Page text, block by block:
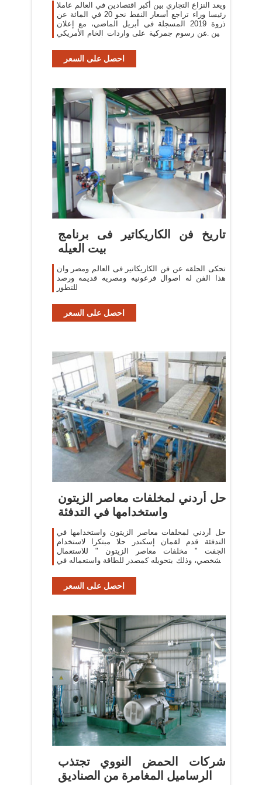
ويعد النزاع التجاري بين أكبر اقتصادين في العالم عاملا
رئيسا وراء تراجع أسعار النفط نحو 20 في المائة عن
ذروة 2019 المسجلة في أبريل الماضي، مع إعلان
بكين عن رسوم جمركية على واردات الخام الأمريكي
احصل على السعر
‫تاريخ فن الكاريكاتير فى برنامج
بيت العيله
تحكى الحلقه عن فن الكاريكاتير فى العالم ومصر وان
هذا الفن له اصوال فرعونيه ومصريه قديمه ورصد
للتطور
احصل على السعر
حل أردني لمخلفات معاصر الزيتون
واستخدامها في التدفئة
حل أردني لمخلفات معاصر الزيتون واستخدامها في
التدفئة قدم لقمان إسكندر حلا مبتكرا لاستخدام
الجفت " مخلفات معاصر الزيتون " للاستعمال
الشخصي، وذلك بتحويله كمصدر للطاقة واستعماله في
احصل على السعر
شركات الحمض النووي تجتذب
الرساميل المغامرة من الصناديق